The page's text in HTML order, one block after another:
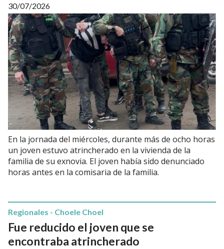
30/07/2026
En la jornada del miércoles, durante más de ocho horas
un joven estuvo atrincherado en la vivienda de la
familia de su exnovia. El joven había sido denunciado
horas antes en la comisaria de la familia.
Fue reducido el joven que se
encontraba atrincherado
Regionales - Choele Choel